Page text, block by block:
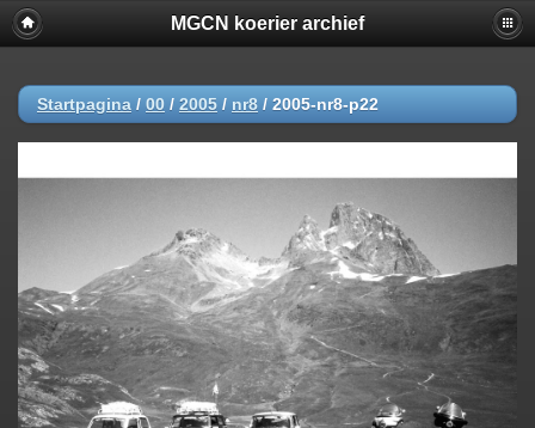
MGCN koerier archief
Startpagina / 00 / 2005 / nr8 / 2005-nr8-p22